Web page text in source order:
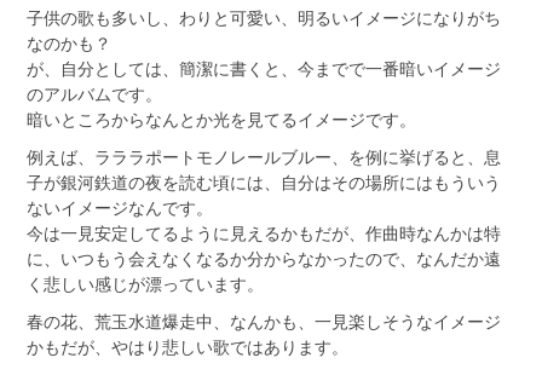
子供の歌も多いし、わりと可愛い、明るいイメージになりがち
なのかも？
が、自分としては、簡潔に書くと、今までで一番暗いイメージ
のアルバムです。
暗いところからなんとか光を見てるイメージです。
例えば、ラララポートモノレールブルー、を例に挙げると、息
子が銀河鉄道の夜を読む頃には、自分はその場所にはもういう
ないイメージなんです。
今は一見安定してるように見えるかもだが、作曲時なんかは特
に、いつもう会えなくなるか分からなかったので、なんだか遠
く悲しい感じが漂っています。
春の花、荒玉水道爆走中、なんかも、一見楽しそうなイメージ
かもだが、やはり悲しい歌ではあります。